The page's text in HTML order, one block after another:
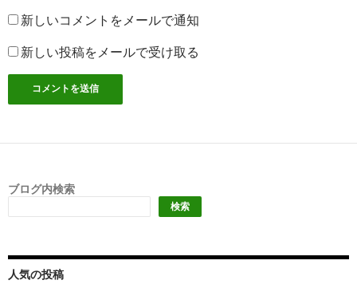
新しいコメントをメールで通知
新しい投稿をメールで受け取る
ブログ内検索
検索
人気の投稿